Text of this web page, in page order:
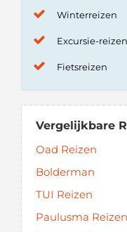
Winterreizen
Excursie-reizen
Fietsreizen
Vergelijkbare
Oad Reizen
Bolderman
TUI Reizen
Paulusma Reizen